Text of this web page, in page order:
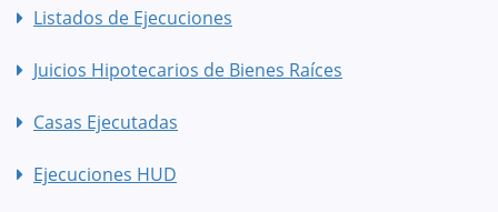
Listados de Ejecuciones
Juicios Hipotecarios de Bienes Raíces
Casas Ejecutadas
Ejecuciones HUD